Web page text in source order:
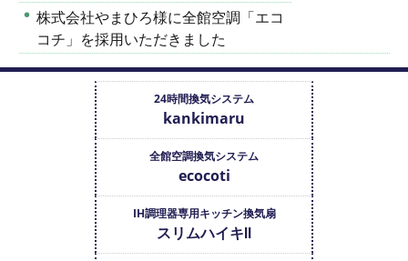
株式会社やまひろ様に全館空調「エコ
コチ」を採用いただきました
24時間換気システム
kankimaru
全館空調換気システム
ecocoti
IH調理器専用キッチン換気扇
スリムハイキⅡ